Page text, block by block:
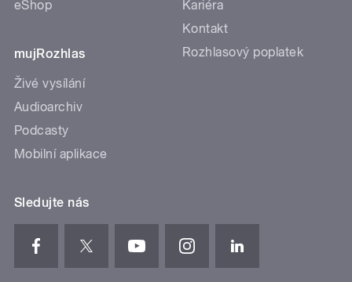
eShop
mujRozhlas
Živé vysílání
Audioarchiv
Podcasty
Mobilní aplikace
Kariéra
Kontakt
Rozhlasový poplatek
Sledujte nás